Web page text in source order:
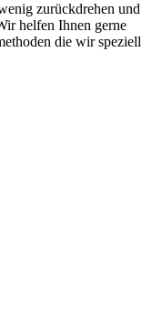
zurückdrehen und
helfen Ihnen gerne
die wir speziell